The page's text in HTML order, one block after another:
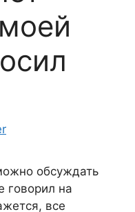
обсуждать
говорил на
все